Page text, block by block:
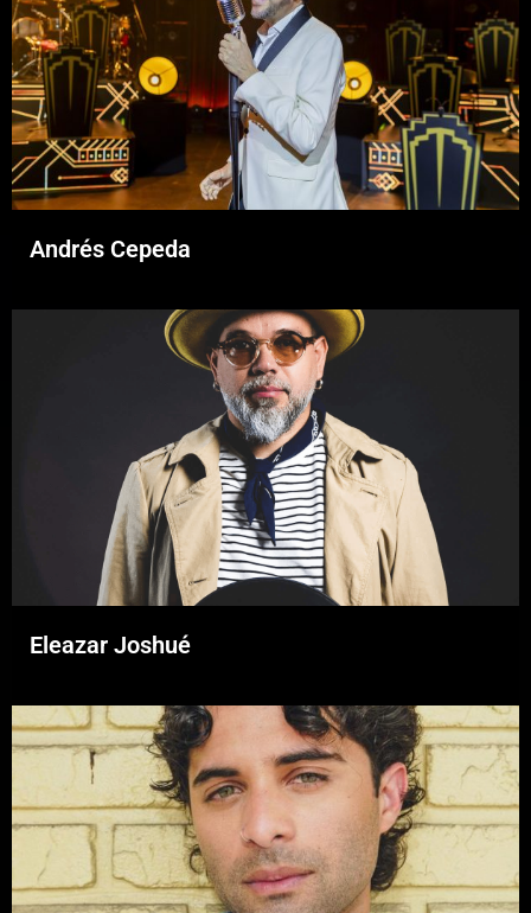
Andrés Cepeda
Eleazar Joshué